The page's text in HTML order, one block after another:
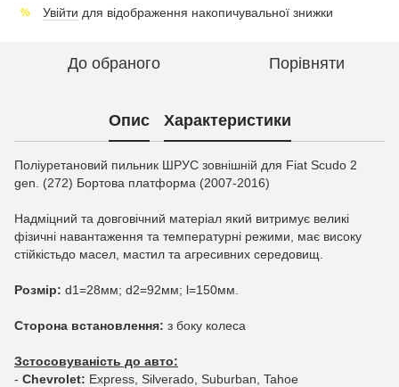
% Увійти для відображення накопичувальної знижки
До обраного Порівняти
Опис Характеристики
Поліуретановий пильник ШРУС зовнішній для Fiat Scudo 2
gen. (272) Бортова платформа (2007-2016)
Надміцний та довговічний матеріал який витримує великі
фізичні навантаження та температурні режими, має високу
стійкістьдо масел, мастил та агресивних середовищ.
Розмір: d1=28мм; d2=92мм; l=150мм.
Сторона встановлення: з боку колеса
Зстосовуваність до авто:
- Chevrolet: Express, Silverado, Suburban, Tahoe